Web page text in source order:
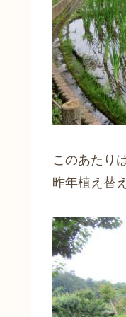
このあたり
昨年植え替